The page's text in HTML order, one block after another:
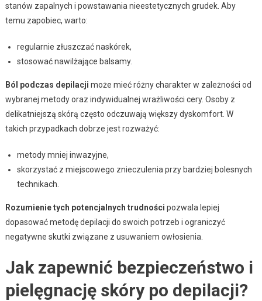
stanów zapalnych i powstawania nieestetycznych grudek. Aby
temu zapobiec, warto:
regularnie złuszczać naskórek,
stosować nawilżające balsamy.
Ból podczas depilacji może mieć różny charakter w zależności od
wybranej metody oraz indywidualnej wrażliwości cery. Osoby z
delikatniejszą skórą często odczuwają większy dyskomfort. W
takich przypadkach dobrze jest rozważyć:
metody mniej inwazyjne,
skorzystać z miejscowego znieczulenia przy bardziej bolesnych
technikach.
Rozumienie tych potencjalnych trudności pozwala lepiej
dopasować metodę depilacji do swoich potrzeb i ograniczyć
negatywne skutki związane z usuwaniem owłosienia.
Jak zapewnić bezpieczeństwo i
pielęgnację skóry po depilacji?